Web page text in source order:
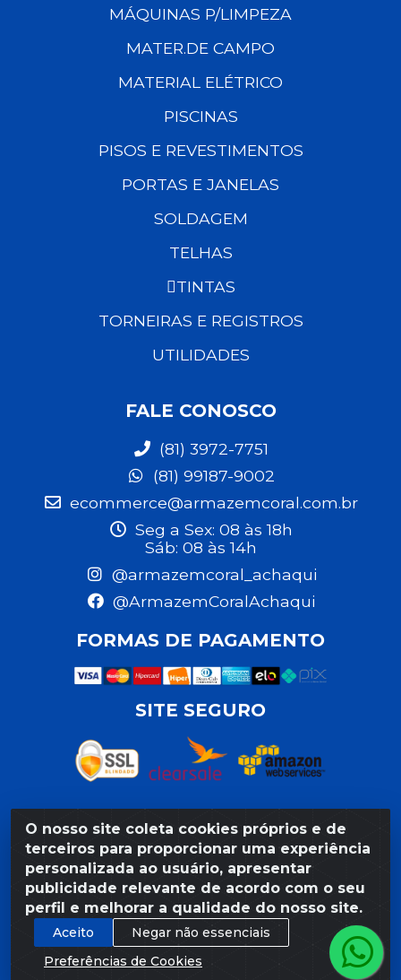
O nosso site coleta cookies próprios e de
terceiros para proporcionar uma experiência
personalizada ao usuário, apresentar
publicidade relevante de acordo com o seu
perfil e melhorar a qualidade do nosso site.
Aceito
Negar não essenciais
Preferências de Cookies
MÁQUINAS P/LIMPEZA
MATER.DE CAMPO
MATERIAL ELÉTRICO
PISCINAS
PISOS E REVESTIMENTOS
PORTAS E JANELAS
SOLDAGEM
TELHAS
TINTAS
TORNEIRAS E REGISTROS
UTILIDADES
FALE CONOSCO
(81) 3972-7751
(81) 99187-9002
ecommerce@armazemcoral.com.br
Seg a Sex: 08 às 18h
Sáb: 08 às 14h
@armazemcoral_achaqui
@ArmazemCoralAchaqui
FORMAS DE PAGAMENTO
SITE SEGURO
Razão Social: Armazém Coral LTDA - Rua da Praia,
103 - São José - Recife/PE - CEP 50020-550 -
CNPJ 11.623.188/0027-80